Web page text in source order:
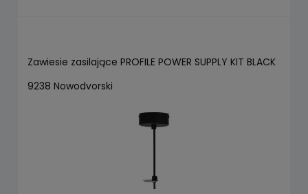
Zawiesie zasilające PROFILE POWER SUPPLY KIT BLACK
9238 Nowodvorski